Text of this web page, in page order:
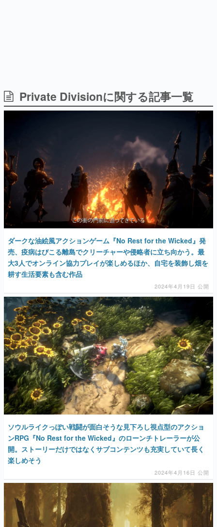
日本のコンテンツ産業やカルチャーに与えた影響を探る企
画です。
ルを網羅するほか、開発者へのインタビューや識者による
解説を掲載。約20年の歴史が一望できる決定版！
若ゲのいたり〜ゲームクリエイターの青春〜
『うつヌケ』『ペンと箸』等で知られるマンガ家・田中圭
一先生によるゲーム業界レポートマンガです。
なんでゲームは面白い？
ゲーム開発者・hamatsu氏がゲームの魅力を画面や操作の
具体的な形から解き明かしていく、硬派で骨太な評論連載
です。
「経験値」「裏技」「ラスボス」… ゲームにまつわる言葉
の起源や用法の変遷を、コンピューター文化史研究家・タ
イニーP氏が徹底調査。
カテゴリ
特集記事
マンガ
女性向け
アプリレビュー
その他
電ファミニコゲーマーとは？
運営：株式会社マレ
Private Divisionに関する記事一覧
ダークな油絵風アクションゲーム『No Rest for the Wicked』発
売、疫病はびこる離島でクリーチャーや侵略者に立ち向かう。最
大3人でオンライン協力プレイが楽しめるほか、自宅を装飾し畑を
耕す生活要素も含む作品
2024年4月19日 公開
ソウルライクっぽい戦闘が面白そうな見下ろし視点型のアクショ
ンRPG『No Rest for the Wicked』のローンチトレーラーが公
開。ストーリーだけではなくサブコンテンツも充実していて長く
楽しめそう
2024年4月16日 公開